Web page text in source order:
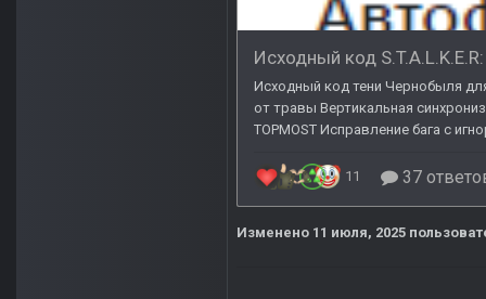
Изменено 11 июля, 2025